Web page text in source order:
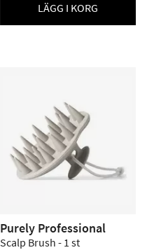
LÄGG I KORG
Purely Professional
Scalp Brush - 1 st